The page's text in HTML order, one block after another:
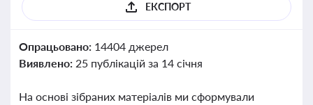
ЕКСПОРТ
Опрацьовано: 14404 джерел
Виявлено: 25 публікацій за 14 січня
На основі зібраних матеріалів ми сформували